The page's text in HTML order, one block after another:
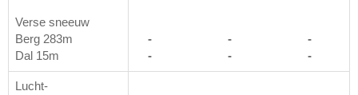
Verse sneeuw
Berg 283m
Dal 15m
-
-
-
-
-
-
-
Lucht-